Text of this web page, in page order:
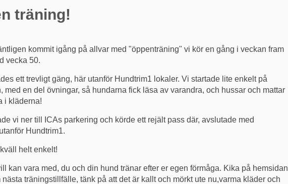
träning!
kommit igång på allvar med "öppenträning" vi kör en gång i veckan fram
vecka 50.
ett trevligt gäng, här utanför Hundtrim1 lokaler. Vi startade lite enkelt på
med en del övningar, så hundarna fick läsa av varandra, och hussar och mattar
i kläderna!
vi ner till ICAs parkering och körde ett rejält pass där, avslutade med
Hundtrim1.
helt enkelt!
kan vara med, du och din hund tränar efter er egen förmåga. Kika på hemsidan
nästa träningstillfälle, tänk på att det är kallt och mörkt ute nu,varma kläder och